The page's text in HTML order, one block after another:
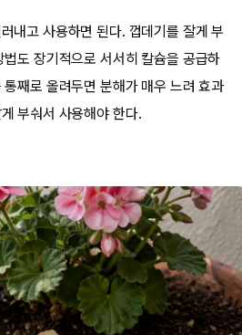
내고 사용하면 된다. 껍데기를 잘게 부
도 장기적으로 서서히 칼슘을 공급하
째로 올려두면 분해가 매우 느려 효과
부숴서 사용해야 한다.